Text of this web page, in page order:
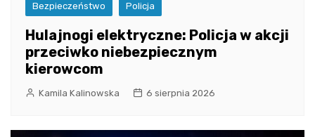
Bezpieczeństwo Policja
Hulajnogi elektryczne: Policja w akcji
przeciwko niebezpiecznym
kierowcom
Kamila Kalinowska 6 sierpnia 2026